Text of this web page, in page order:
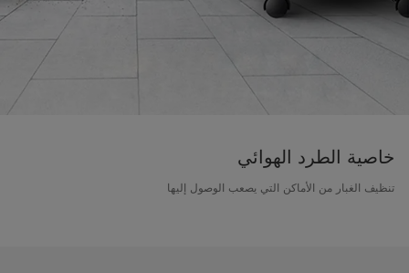
خاصية الطرد الهوائي
تنظيف الغبار من الأماكن التي يصعب الوصول إليها